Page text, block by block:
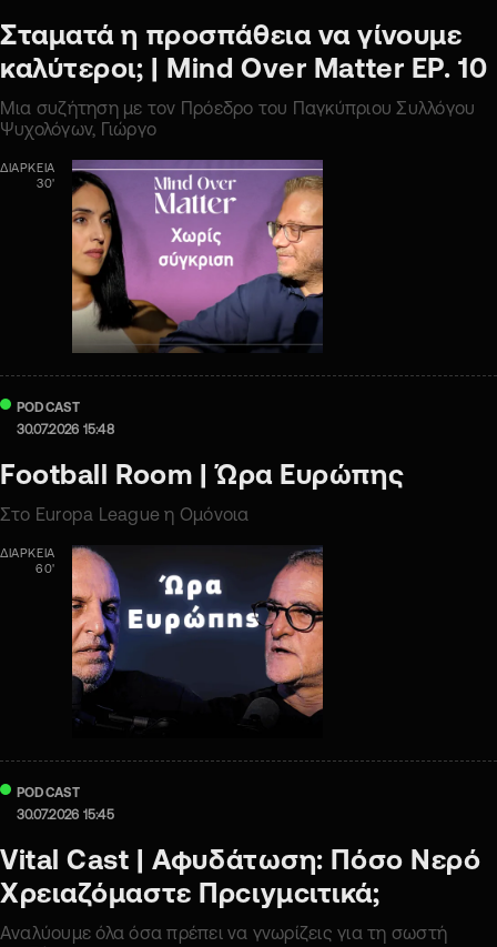
Σταματά η προσπάθεια να γίνουμε
καλύτεροι; | Mind Oνer Matter ΕΡ. 10
Μια συζήτηση με τον Πρόεδρο του Παγκύπριου Συλλόγου
Ψυχολόγων, Γιώργο
ΔΙΑΡΚΕΙΑ
30'
PODCAST
30.07.2026 15:48
Football Room | Ώρα Ευρώπης
Στο Europa League η Ομόνοια
ΔΙΑΡΚΕΙΑ
60'
PODCAST
30.07.2026 15:45
Vital Cast | Αφυδάτωση: Πόσο Νερό
Χρειαζόμαστε Πρcιyμcιτικά;
Αναλύουμε όλα όσα πρέπει να γνωρίζεις για τη σωστή